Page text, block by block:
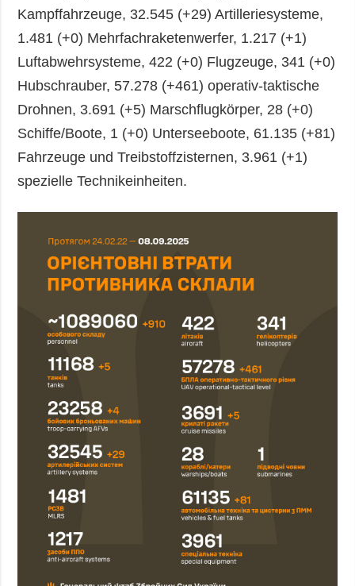
Kampffahrzeuge, 32.545 (+29) Artilleriesysteme,
1.481 (+0) Mehrfachraketenwerfer, 1.217 (+1)
Luftabwehrsysteme, 422 (+0) Flugzeuge, 341 (+0)
Hubschrauber, 57.278 (+461) operativ-taktische
Drohnen, 3.691 (+5) Marschflugkörper, 28 (+0)
Schiffe/Boote, 1 (+0) Unterseeboote, 61.135 (+81)
Fahrzeuge und Treibstoffzisternen, 3.961 (+1)
spezielle Technikeinheiten.